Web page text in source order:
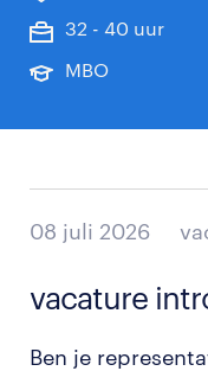
32 - 40 uur
MBO
08 juli 2026
vacature
Ben je